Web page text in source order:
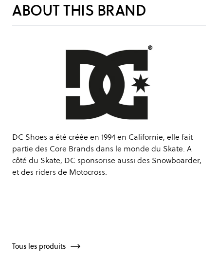
ABOUT THIS BRAND
DC Shoes a été créée en 1994 en Californie, elle fait
partie des Core Brands dans le monde du Skate. A
côté du Skate, DC sponsorise aussi des Snowboarder,
et des riders de Motocross.
Tous les produits